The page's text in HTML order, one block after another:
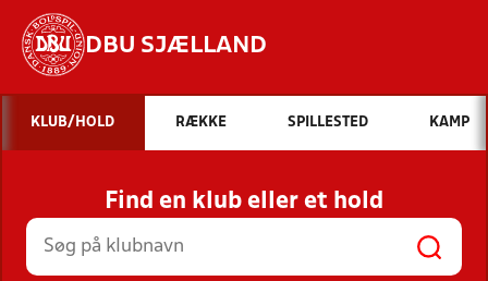
DBU SJÆLLAND
Hvad vil du søge efter?
INDHOLD OG NYHEDER
STILLINGER, RESULTATER, KLUBBER OG
HOLD
KLUB/HOLD RÆKKE SPILLESTED KAMP
Find en klub eller et hold